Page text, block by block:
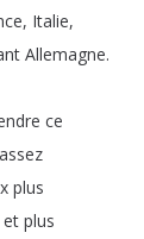
, Italie,
Allemagne.
ce
assez
plus
et plus